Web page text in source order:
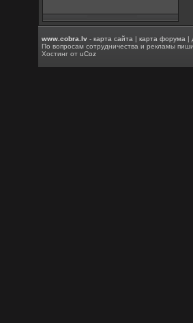
www.cobra.lv -карта сайта |карта форума |
По вопросам сотрудничества и рекламы
Хостинг отuCoz